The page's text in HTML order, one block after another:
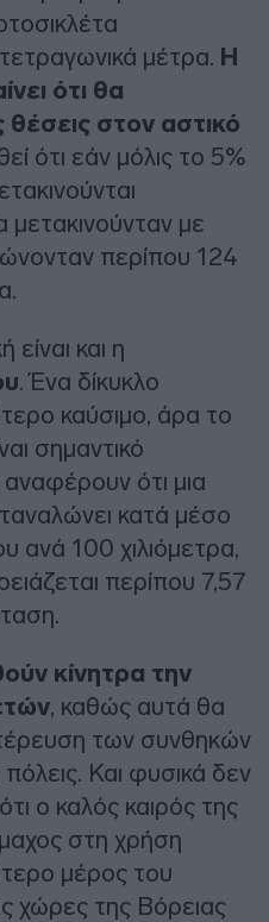
μέτρα. Η
ότι θα
στον αστικό
ότι εάν μόλις το 5%
μετακινούνταν με
περίπου 124
και η
. Ένα δίκυκλο
καύσιμο, άρα το
σημαντικό
αναφέρουν ότι μια
κατά μέσο
ανά 100 χιλιόμετρα,
περίπου 7,57
κίνητρα την
, καθώς αυτά θα
των συνθηκών
Και φυσικά δεν
ο καλός καιρός της
στη χρήση
μέρος του
χώρες της Βόρειας